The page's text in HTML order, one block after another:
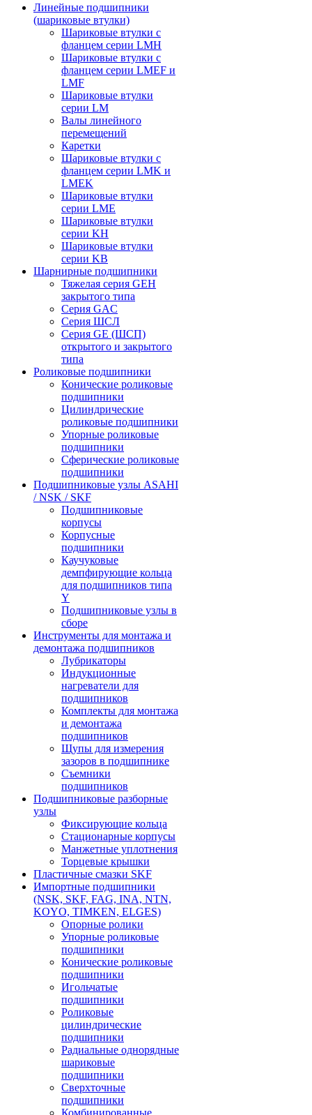
Линейные подшипники
(шариковые втулки)
Шариковые втулки с
фланцем серии LMH
Шариковые втулки с
фланцем серии LMEF и
LMF
Шариковые втулки
серии LM
Валы линейного
перемещений
Каретки
Шариковые втулки с
фланцем серии LMK и
LMEK
Шариковые втулки
серии LME
Шариковые втулки
серии KH
Шариковые втулки
серии KB
Шарнирные подшипники
Тяжелая серия GEH
закрытого типа
Серия GAC
Cерия ШСЛ
Серия GE (ШСП)
открытого и закрытого
типа
Роликовые подшипники
Конические роликовые
подшипники
Цилиндрические
роликовые подшипники
Упорные роликовые
подшипники
Сферические роликовые
подшипники
Подшипниковые узлы ASAHI
/ NSK / SKF
Подшипниковые
корпусы
Корпусные
подшипники
Каучуковые
демпфирующие кольца
для подшипников типа
Y
Подшипниковые узлы в
сборе
Инструменты для монтажа и
демонтажа подшипников
Лубрикаторы
Индукционные
нагреватели для
подшипников
Комплекты для монтажа
и демонтажа
подшипников
Щупы для измерения
зазоров в подшипнике
Съемники
подшипников
Подшипниковые разборные
узлы
Фиксирующие кольца
Стационарные корпусы
Манжетные уплотнения
Торцевые крышки
Пластичные смазки SKF
Импортные подшипники
(NSK, SKF, FAG, INA, NTN,
KOYO, TIMKEN, ELGES)
Опорные ролики
Упорные роликовые
подшипники
Конические роликовые
подшипники
Игольчатые
подшипники
Роликовые
цилиндрические
подшипники
Радиальные однорядные
шариковые
подшипники
Сверхточные
подшипники
Комбинированные